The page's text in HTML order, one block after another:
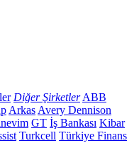
Diğer Şirketler ABB
Arkas Avery Dennison
GT İş Bankası Kibar
Turkcell Türkiye Finans